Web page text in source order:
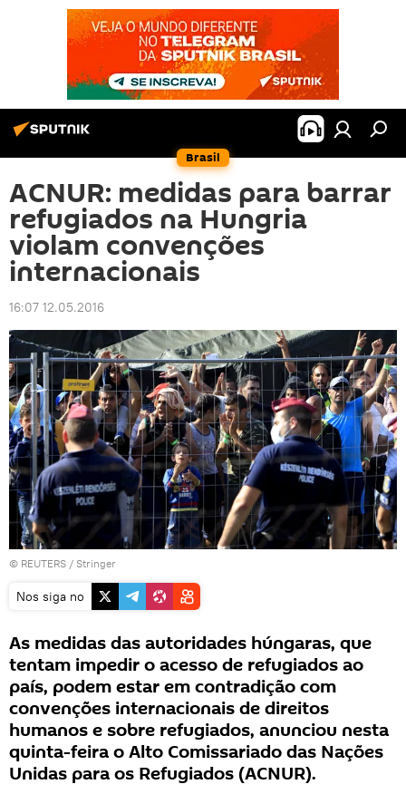
Brasil
ACNUR: medidas para barrar
refugiados na Hungria
violam convenções
internacionais
16:07 12.05.2016
© REUTERS / Stringer
Nos siga no
As medidas das autoridades húngaras, que
tentam impedir o acesso de refugiados ao
país, podem estar em contradição com
convenções internacionais de direitos
humanos e sobre refugiados, anunciou nesta
quinta-feira o Alto Comissariado das Nações
Unidas para os Refugiados (ACNUR).